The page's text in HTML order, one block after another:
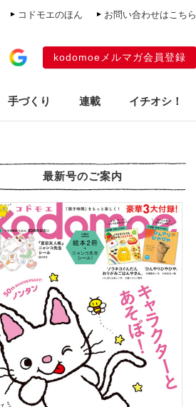
コドモエのほん お問い合わせはこちら
kodomoeメルマガ会員登録
手づくり 連載 イチオシ！
最新号のご案内